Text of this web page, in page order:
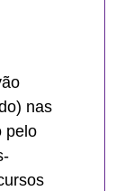
nas
pelo